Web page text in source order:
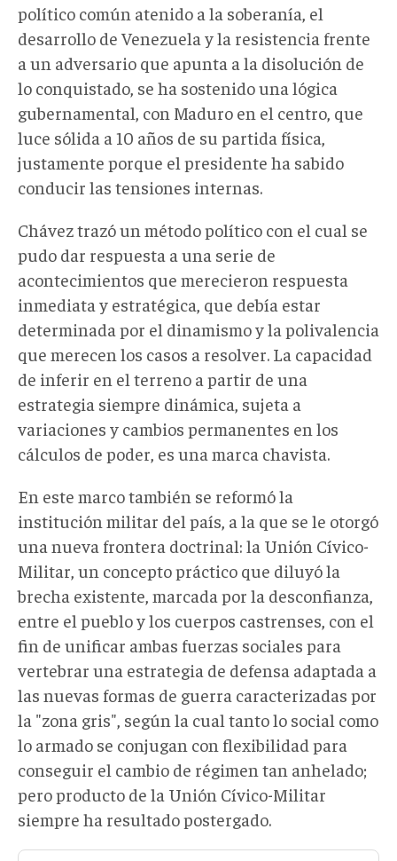
político común atenido a la soberanía, el
desarrollo de Venezuela y la resistencia frente
a un adversario que apunta a la disolución de
lo conquistado, se ha sostenido una lógica
gubernamental, con Maduro en el centro, que
luce sólida a 10 años de su partida física,
justamente porque el presidente ha sabido
conducir las tensiones internas.
Chávez trazó un método político con el cual se
pudo dar respuesta a una serie de
acontecimientos que merecieron respuesta
inmediata y estratégica, que debía estar
determinada por el dinamismo y la polivalencia
que merecen los casos a resolver. La capacidad
de inferir en el terreno a partir de una
estrategia siempre dinámica, sujeta a
variaciones y cambios permanentes en los
cálculos de poder, es una marca chavista.
En este marco también se reformó la
institución militar del país, a la que se le otorgó
una nueva frontera doctrinal: la Unión Cívico-
Militar, un concepto práctico que diluyó la
brecha existente, marcada por la desconfianza,
entre el pueblo y los cuerpos castrenses, con el
fin de unificar ambas fuerzas sociales para
vertebrar una estrategia de defensa adaptada a
las nuevas formas de guerra caracterizadas por
la "zona gris", según la cual tanto lo social como
lo armado se conjugan con flexibilidad para
conseguir el cambio de régimen tan anhelado;
pero producto de la Unión Cívico-Militar
siempre ha resultado postergado.